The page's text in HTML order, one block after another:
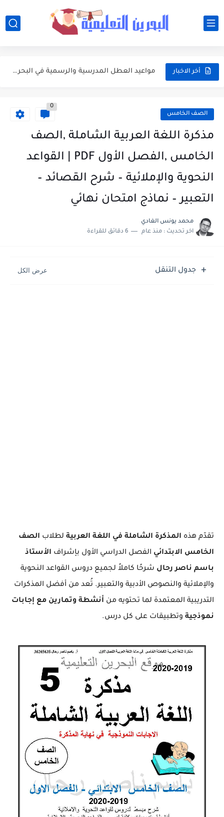
أخر الاخبار
أفضل النصائح لإدارة ميزانية الأسرة عند شراء مستلزمات المدرسة
مواعيد العطل المدرسية والرسمية في البحرين خلال العام الدراسي 2026-2027
مواعيد بداية ونهاية الفصول الدراسية في البحرين للعام الدراسي 2026-2027
موضوع التعبير: يوم عرفة ميثاق يتجدد
الصف الخامس
0
مذكرة اللغة العربية الشاملة ,الصف
الخامس ,الفصل الأول PDF | القواعد
النحوية والإملائية – شرح القصائد –
التعبير – نماذج امتحان نهائي
محمد يونس الغادي
اخر تحديث : منذ عام 6 دقائق للقراءة
جدول التنقل
تقدّم هذه المذكرة الشاملة في اللغة العربية لطلاب الصف
الخامس الابتدائي الفصل الدراسي الأول بإشراف الأستاذ
باسم ناصر رحال شرحًا كاملاً لجميع دروس القواعد النحوية
والإملائية والنصوص الأدبية والتعبير. تُعد من أفضل المذكرات
التدريبية المعتمدة لما تحتويه من أنشطة وتمارين مع إجابات
نموذجية وتطبيقات على كل درس.